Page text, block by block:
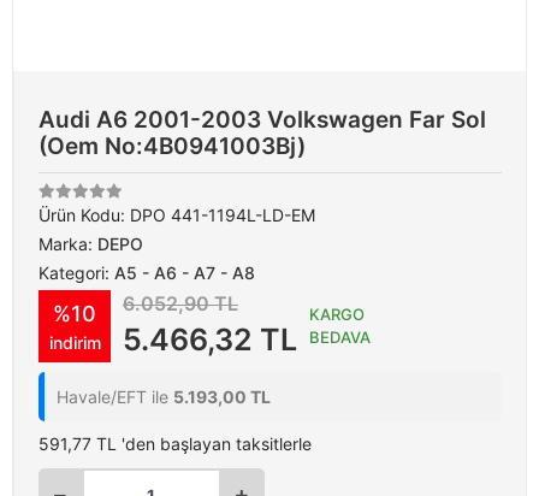
Audi A6 2001-2003 Volkswagen Far Sol
(Oem No:4B0941003Bj)
Ürün Kodu: DPO 441-1194L-LD-EM
Marka: DEPO
Kategori: A5 - A6 - A7 - A8
%10
indirim
6.052,90 TL
5.466,32 TL
KARGO
BEDAVA
Havale/EFT ile 5.193,00 TL
591,77 TL 'den başlayan taksitlerle